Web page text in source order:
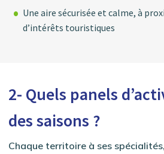
Une aire sécurisée et calme, à
d’intérêts touristiques
2- Quels panels
des saisons ?
Chaque territoire à ses